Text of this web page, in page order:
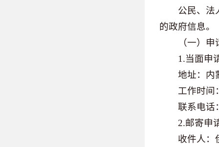
公民、法人
的政府信息。
（一）申
1.当面申
地址：内蒙
工作时间：
联系电话：
2.邮寄申
收件人：伊